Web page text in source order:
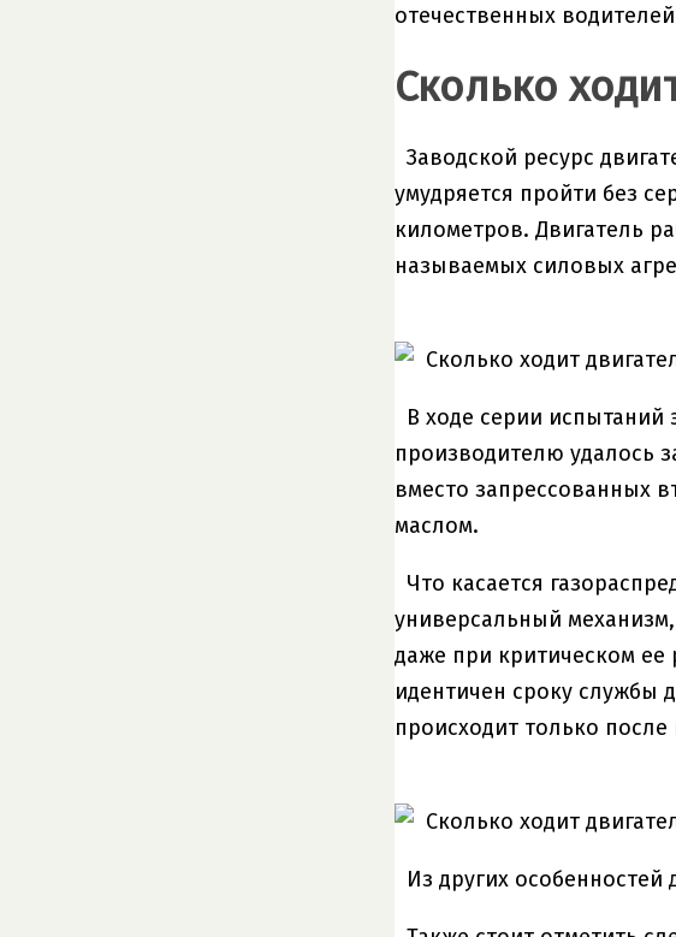
отечественных
Сколько
Заводской ресурс
умудряется пройти без
километров. Двигатель
называемых силовых
В ходе серии испытаний
производителю удалось
вместо запрессованных
маслом.
Что касается
универсальный
даже при критическом
идентичен сроку службы
происходит только
Из других особенностей